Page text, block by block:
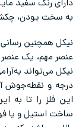
دارای رنگ سفید
به سخت بودن،
نیکل همچنین رسانی
این فلز را تا به
ساخت استیل و یا